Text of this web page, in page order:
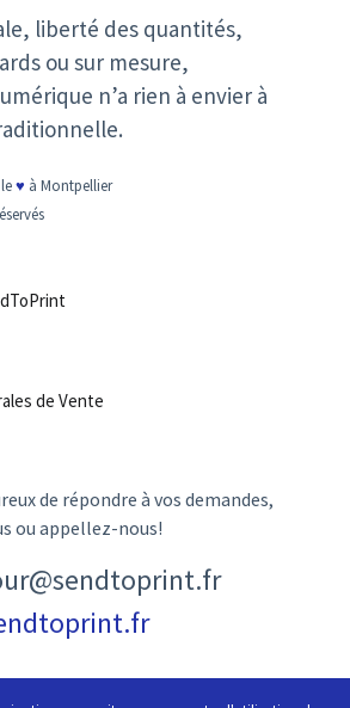
liberté des quantités,
ou sur mesure,
n’a rien à envier à
♥ à Montpellier
de Vente
de répondre à vos demandes,
ou appellez-nous!